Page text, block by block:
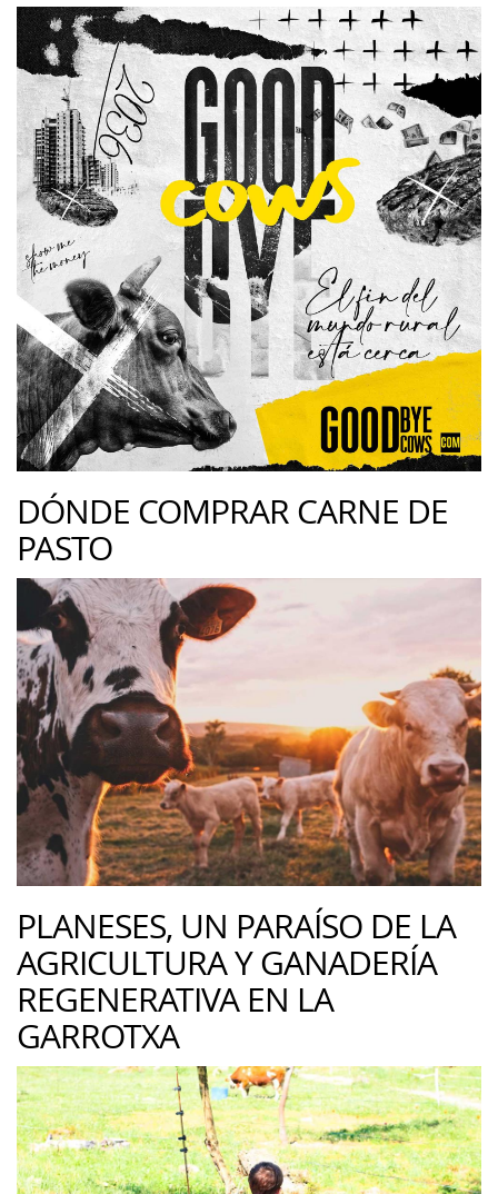
DÓNDE COMPRAR CARNE DE
PASTO
PLANESES, UN PARAÍSO DE LA
AGRICULTURA Y GANADERÍA
REGENERATIVA EN LA
GARROTXA